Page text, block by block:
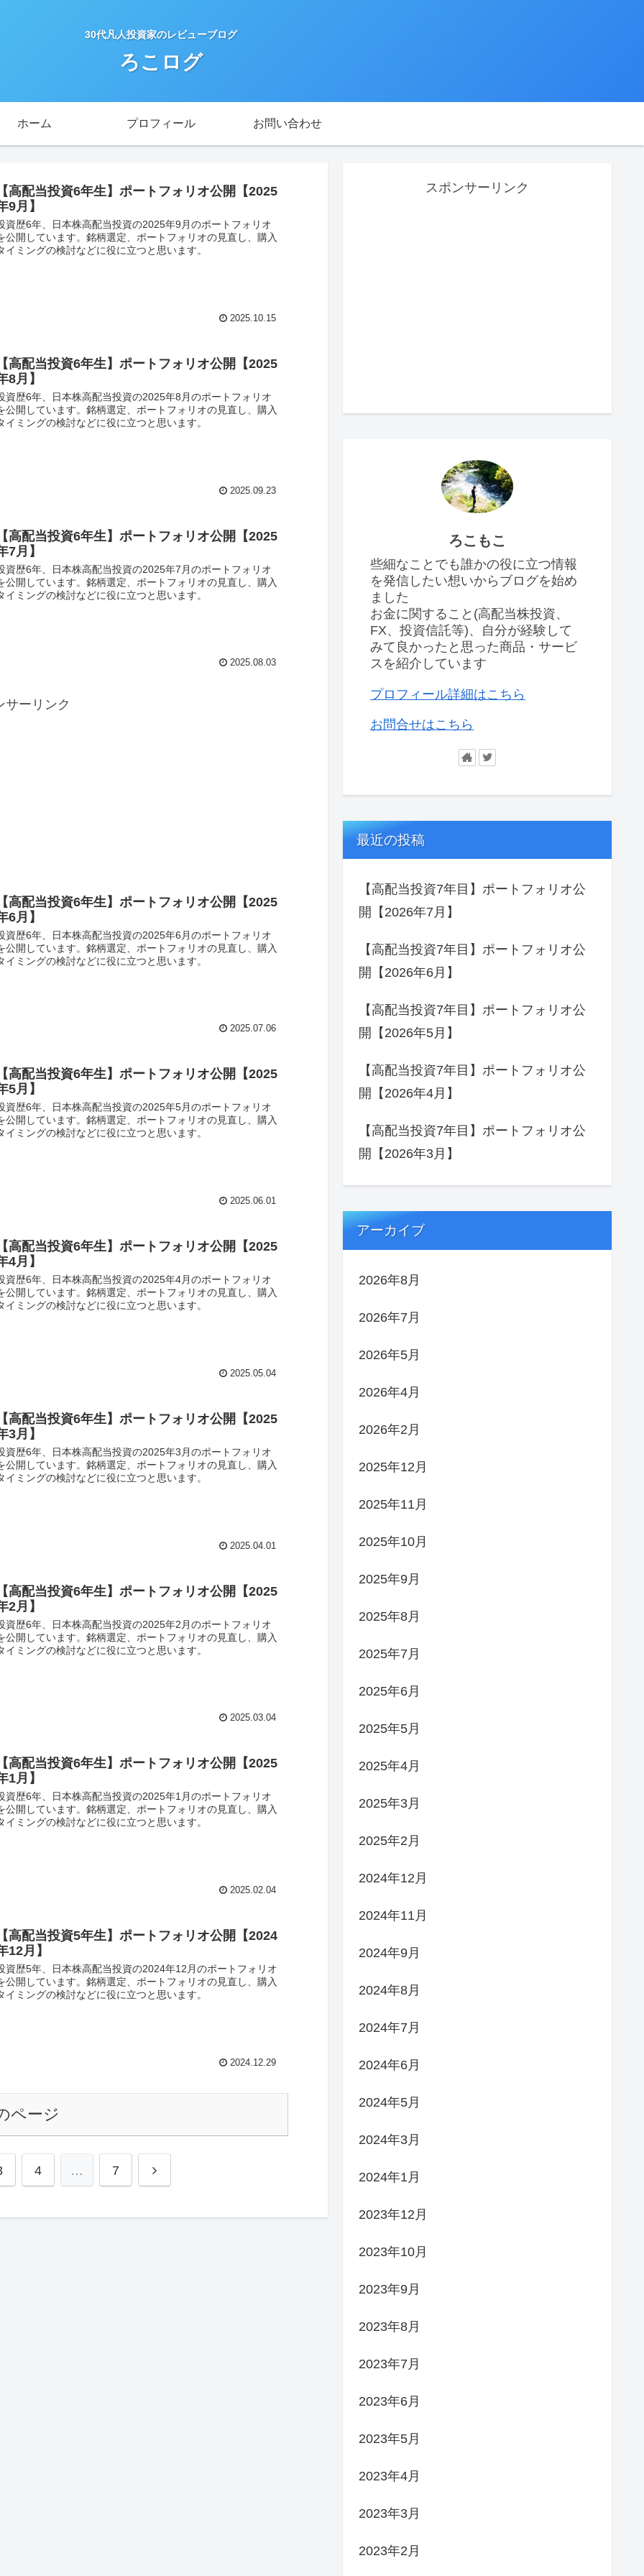
30代凡人投資家のレビューブログ
ろこログ
ホーム プロフィール お問い合わせ
高配当投資6年生】ポートフォリオ公開【2025
9月】
資歴6年、日本株高配当投資の2025年9月のポートフォリオ
公開しています。銘柄選定、ポートフォリオの見直し、購入
イミングの検討などに役に立つと思います。
2025.10.15
高配当投資6年生】ポートフォリオ公開【2025
8月】
資歴6年、日本株高配当投資の2025年8月のポートフォリオ
公開しています。銘柄選定、ポートフォリオの見直し、購入
イミングの検討などに役に立つと思います。
2025.09.23
高配当投資6年生】ポートフォリオ公開【2025
7月】
資歴6年、日本株高配当投資の2025年7月のポートフォリオ
公開しています。銘柄選定、ポートフォリオの見直し、購入
イミングの検討などに役に立つと思います。
2025.08.03
サーリンク
高配当投資6年生】ポートフォリオ公開【2025
6月】
資歴6年、日本株高配当投資の2025年6月のポートフォリオ
公開しています。銘柄選定、ポートフォリオの見直し、購入
イミングの検討などに役に立つと思います。
2025.07.06
高配当投資6年生】ポートフォリオ公開【2025
5月】
資歴6年、日本株高配当投資の2025年5月のポートフォリオ
公開しています。銘柄選定、ポートフォリオの見直し、購入
イミングの検討などに役に立つと思います。
2025.06.01
高配当投資6年生】ポートフォリオ公開【2025
4月】
資歴6年、日本株高配当投資の2025年4月のポートフォリオ
公開しています。銘柄選定、ポートフォリオの見直し、購入
イミングの検討などに役に立つと思います。
2025.05.04
高配当投資6年生】ポートフォリオ公開【2025
3月】
資歴6年、日本株高配当投資の2025年3月のポートフォリオ
公開しています。銘柄選定、ポートフォリオの見直し、購入
イミングの検討などに役に立つと思います。
2025.04.01
高配当投資6年生】ポートフォリオ公開【2025
2月】
資歴6年、日本株高配当投資の2025年2月のポートフォリオ
公開しています。銘柄選定、ポートフォリオの見直し、購入
イミングの検討などに役に立つと思います。
2025.03.04
高配当投資6年生】ポートフォリオ公開【2025
1月】
資歴6年、日本株高配当投資の2025年1月のポートフォリオ
公開しています。銘柄選定、ポートフォリオの見直し、購入
イミングの検討などに役に立つと思います。
2025.02.04
高配当投資5年生】ポートフォリオ公開【2024
12月】
資歴5年、日本株高配当投資の2024年12月のポートフォリオ
公開しています。銘柄選定、ポートフォリオの見直し、購入
イミングの検討などに役に立つと思います。
2024.12.29
ページ
4 … 7
スポンサーリンク
ろこもこ
些細なことでも誰かの役に立つ情報
を発信したい想いからブログを始め
ました
お金に関すること(高配当株投資、
FX、投資信託等)、自分が経験して
みて良かったと思った商品・サービ
スを紹介しています
プロフィール詳細はこちら
お問合せはこちら
最近の投稿
【高配当投資7年目】ポートフォリオ公
開【2026年7月】
【高配当投資7年目】ポートフォリオ公
開【2026年6月】
【高配当投資7年目】ポートフォリオ公
開【2026年5月】
【高配当投資7年目】ポートフォリオ公
開【2026年4月】
【高配当投資7年目】ポートフォリオ公
開【2026年3月】
アーカイブ
2026年8月
2026年7月
2026年5月
2026年4月
2026年2月
2025年12月
2025年11月
2025年10月
2025年9月
2025年8月
2025年7月
2025年6月
2025年5月
2025年4月
2025年3月
2025年2月
2024年12月
2024年11月
2024年9月
2024年8月
2024年7月
2024年6月
2024年5月
2024年3月
2024年1月
2023年12月
2023年10月
2023年9月
2023年8月
2023年7月
2023年6月
2023年5月
2023年4月
2023年3月
2023年2月